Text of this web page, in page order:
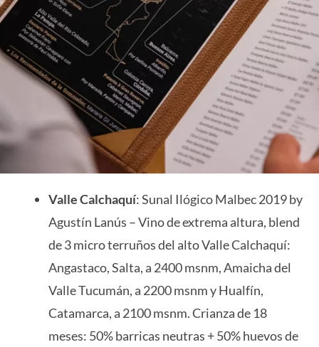
Valle Calchaquí: Sunal Ilógico Malbec 2019 by
Agustín Lanús – Vino de extrema altura, blend
de 3 micro terruños del alto Valle Calchaquí:
Angastaco, Salta, a 2400 msnm, Amaicha del
Valle Tucumán, a 2200 msnm y Hualfín,
Catamarca, a 2100 msnm. Crianza de 18
meses: 50% barricas neutras + 50% huevos de